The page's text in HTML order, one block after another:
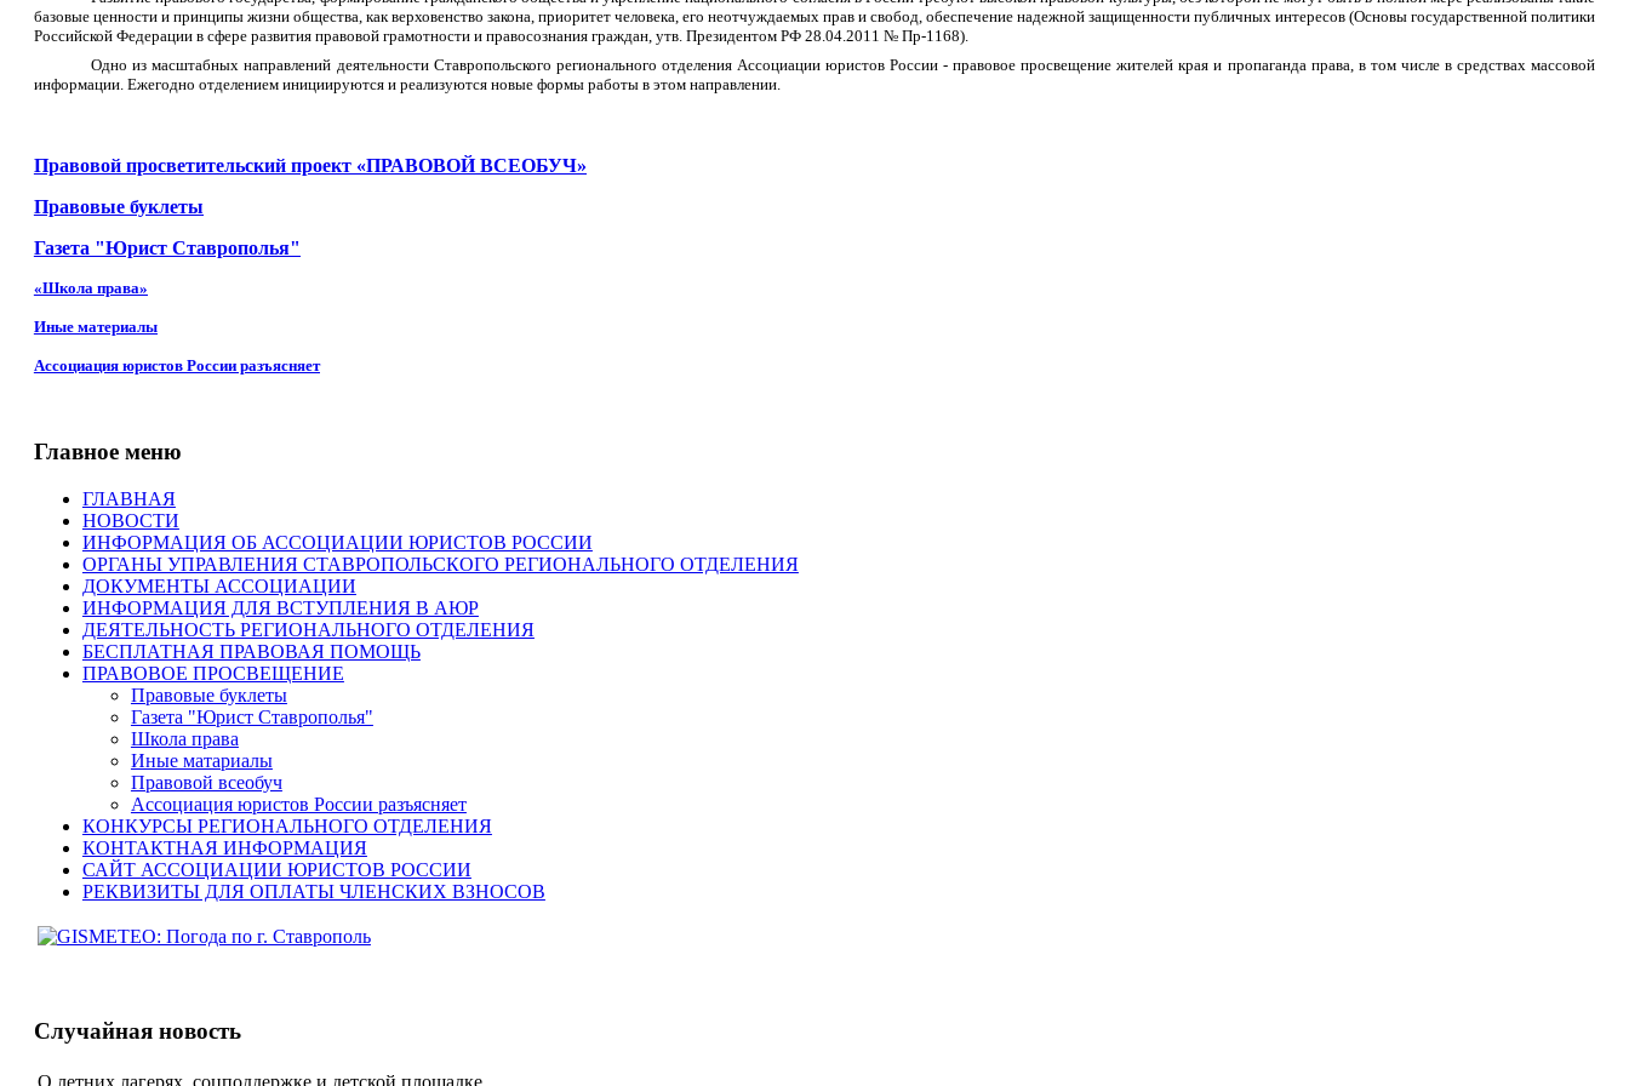
базовые ценности и принципы жизни общества, как верховенство закона, приоритет человека, его неотчуждаемых прав и свобод, обеспечение надежной защищенности публичных интересов (Основы государственной политики
Российской Федерации в сфере развития правовой грамотности и правосознания граждан, утв. Президентом РФ 28.04.2011 № Пр-1168).
Одно из масштабных направлений деятельности Ставропольского регионального отделения Ассоциации юристов России - правовое просвещение жителей края и пропаганда права, в том числе в средствах массовой
информации. Ежегодно отделением инициируются и реализуются новые формы работы в этом направлении.
Правовой просветительский проект «ПРАВОВОЙ ВСЕОБУЧ»
Правовые буклеты
Газета "Юрист Ставрополья"
«Школа права»
Иные материалы
Ассоциация юристов России разъясняет
Главное меню
ГЛАВНАЯ
НОВОСТИ
ИНФОРМАЦИЯ ОБ АССОЦИАЦИИ ЮРИСТОВ РОССИИ
ОРГАНЫ УПРАВЛЕНИЯ СТАВРОПОЛЬСКОГО РЕГИОНАЛЬНОГО ОТДЕЛЕНИЯ
ДОКУМЕНТЫ АССОЦИАЦИИ
ИНФОРМАЦИЯ ДЛЯ ВСТУПЛЕНИЯ В АЮР
ДЕЯТЕЛЬНОСТЬ РЕГИОНАЛЬНОГО ОТДЕЛЕНИЯ
БЕСПЛАТНАЯ ПРАВОВАЯ ПОМОЩЬ
ПРАВОВОЕ ПРОСВЕЩЕНИЕ
Правовые буклеты
Газета "Юрист Ставрополья"
Школа права
Иные матариалы
Правовой всеобуч
Ассоциация юристов России разъясняет
КОНКУРСЫ РЕГИОНАЛЬНОГО ОТДЕЛЕНИЯ
КОНТАКТНАЯ ИНФОРМАЦИЯ
САЙТ АССОЦИАЦИИ ЮРИСТОВ РОССИИ
РЕКВИЗИТЫ ДЛЯ ОПЛАТЫ ЧЛЕНСКИХ ВЗНОСОВ
Случайная новость
О летних лагерях, соцподдержке и детской площадке